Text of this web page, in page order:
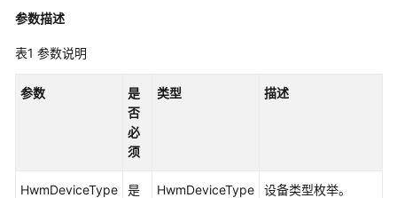
快
速
入
南
参数描述
表1 参数说明
参数
是
否
必
须
类型 描述
HwmDeviceType 是 HwmDeviceType 设备类型枚举。